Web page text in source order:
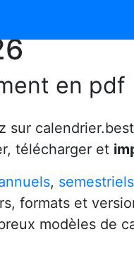
en pdf
sur
télécharger et
, semestriels
formats et
modèles de